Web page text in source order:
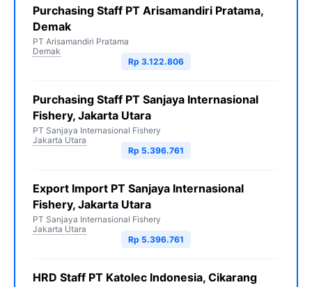
Purchasing Staff PT Arisamandiri Pratama,
Demak
PT Arisamandiri Pratama
Demak
Rp 3.122.806
Purchasing Staff PT Sanjaya Internasional
Fishery, Jakarta Utara
PT Sanjaya Internasional Fishery
Jakarta Utara
Rp 5.396.761
Export Import PT Sanjaya Internasional
Fishery, Jakarta Utara
PT Sanjaya Internasional Fishery
Jakarta Utara
Rp 5.396.761
HRD Staff PT Katolec Indonesia, Cikarang